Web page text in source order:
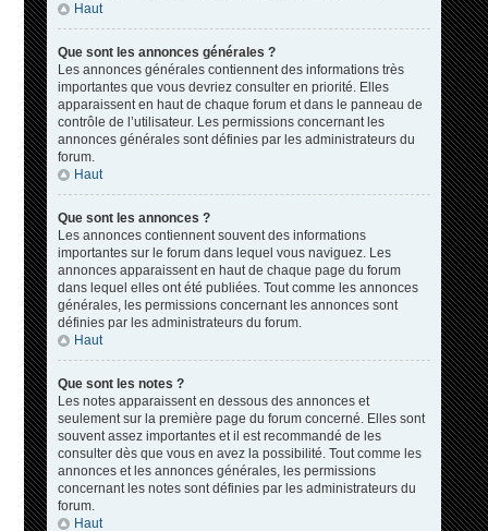
Haut
Que sont les annonces générales ?
Les annonces générales contiennent des informations très
importantes que vous devriez consulter en priorité. Elles
apparaissent en haut de chaque forum et dans le panneau de
contrôle de l’utilisateur. Les permissions concernant les
annonces générales sont définies par les administrateurs du
forum.
Haut
Que sont les annonces ?
Les annonces contiennent souvent des informations
importantes sur le forum dans lequel vous naviguez. Les
annonces apparaissent en haut de chaque page du forum
dans lequel elles ont été publiées. Tout comme les annonces
générales, les permissions concernant les annonces sont
définies par les administrateurs du forum.
Haut
Que sont les notes ?
Les notes apparaissent en dessous des annonces et
seulement sur la première page du forum concerné. Elles sont
souvent assez importantes et il est recommandé de les
consulter dès que vous en avez la possibilité. Tout comme les
annonces et les annonces générales, les permissions
concernant les notes sont définies par les administrateurs du
forum.
Haut